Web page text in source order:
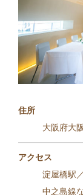
住所
大阪府大
アクセス
淀屋橋駅
中之島線